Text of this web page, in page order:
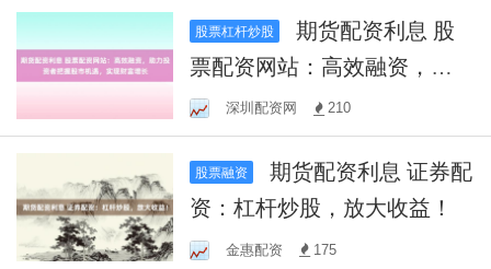
股票杠杆炒股
期货配资利息 股
票配资网站：高效融资，助
力投资者把握股市机遇，实
现财富增长
深圳配资网 210
股票融资
期货配资利息 证券配
资：杠杆炒股，放大收益！
金惠配资 175